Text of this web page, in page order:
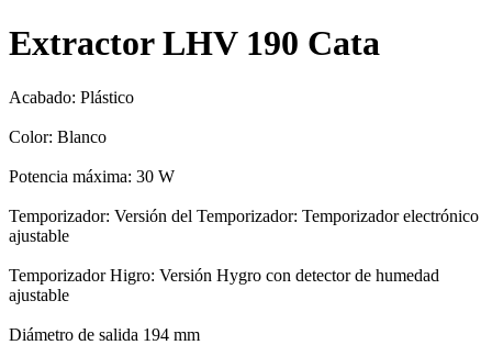
Extractor LHV 190 Cata
Acabado: Plástico
Color: Blanco
Potencia máxima: 30 W
Temporizador: Versión del Temporizador: Temporizador electrónico
ajustable
Temporizador Higro: Versión Hygro con detector de humedad
ajustable
Diámetro de salida 194 mm